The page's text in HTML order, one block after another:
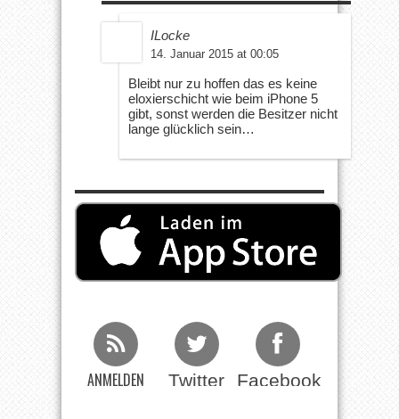
ILocke
14. Januar 2015 at 00:05
Bleibt nur zu hoffen das es keine
eloxierschicht wie beim iPhone 5
gibt, sonst werden die Besitzer nicht
lange glücklich sein…
ANMELDEN Twitter Facebook